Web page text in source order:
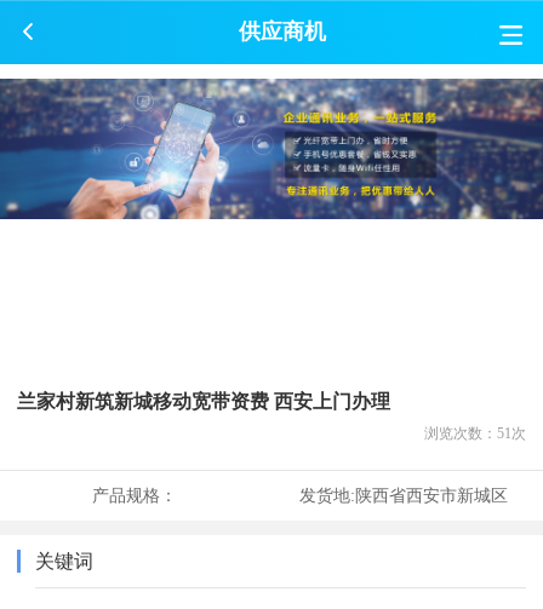
供应商机
兰家村新筑新城移动宽带资费 西安上门办理
浏览次数： 51 次
产品规格： 发货地:陕西省西安市新城区
关键词